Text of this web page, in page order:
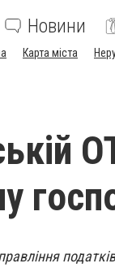
Новини
Карта міста